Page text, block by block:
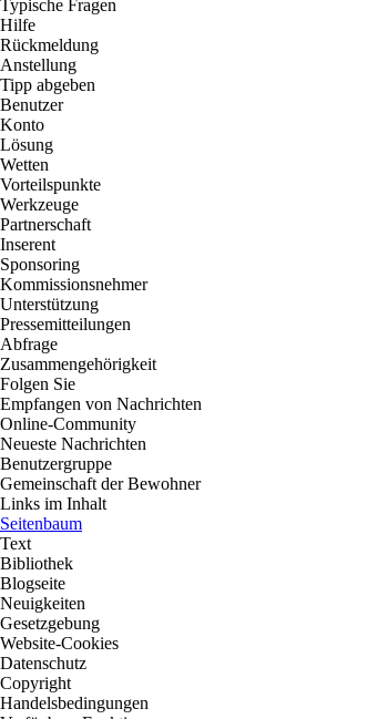
Typische Fragen
Hilfe
Rückmeldung
Anstellung
Tipp abgeben
Benutzer
Konto
Lösung
Wetten
Vorteilspunkte
Werkzeuge
Partnerschaft
Inserent
Sponsoring
Kommissionsnehmer
Unterstützung
Pressemitteilungen
Abfrage
Zusammengehörigkeit
Folgen Sie
Empfangen von Nachrichten
Online-Community
Neueste Nachrichten
Benutzergruppe
Gemeinschaft der Bewohner
Links im Inhalt
Seitenbaum
Text
Bibliothek
Blogseite
Neuigkeiten
Gesetzgebung
Website-Cookies
Datenschutz
Copyright
Handelsbedingungen